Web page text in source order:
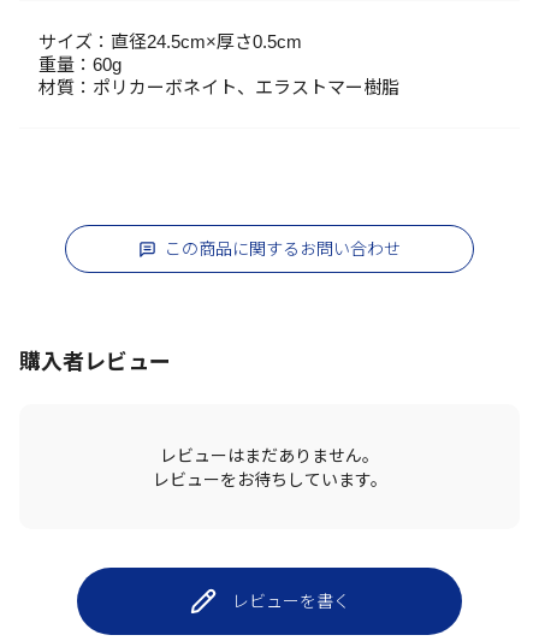
サイズ：直径24.5cm×厚さ0.5cm
重量：60g
材質：ポリカーボネイト、エラストマー樹脂
この商品に関するお問い合わせ
購入者レビュー
レビューはまだありません。
レビューをお待ちしています。
レビューを書く